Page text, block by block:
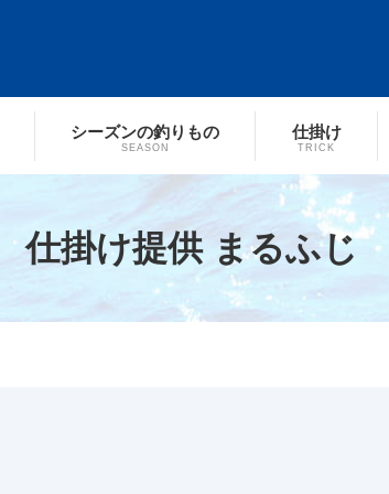
シーズンの釣りもの
SEASON
仕掛け
TRICK
仕掛け提供 まるふじ